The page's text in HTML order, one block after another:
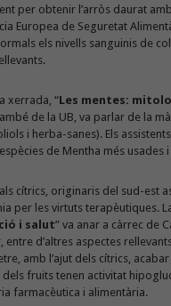
per obtenir l’arròs daurat
Europea de Seguretat
els nivells sanguinis de
xerrada, “Les mentes:
de la UB, va parlar de la
i herba-sanes). Els
de Mentha més
cítrics, originaris del sud-est
per les virtuts terapèutiques.
i salut” va anar a càrrec de
entre d’altres aspectes
amb l’ajut dels cítrics,
fruits tenen activitat
farmacèutica i alimentària.